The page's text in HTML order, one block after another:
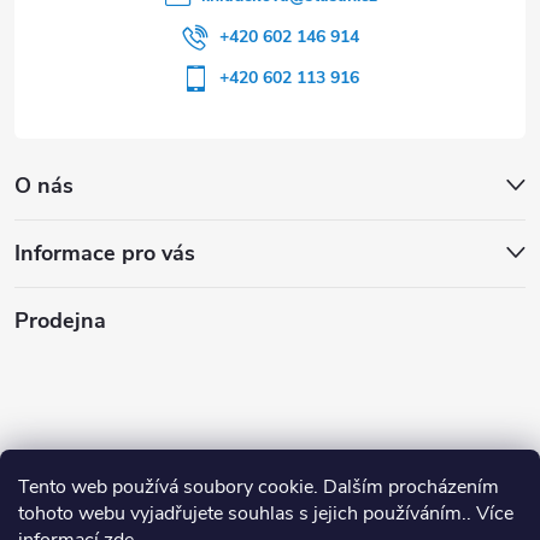
Tento web používá soubory cookie. Dalším procházením
tohoto webu vyjadřujete souhlas s jejich používáním.. Více
O nás
Informace pro vás
+420 602 146 914
+420 602 113 916
Prodejna